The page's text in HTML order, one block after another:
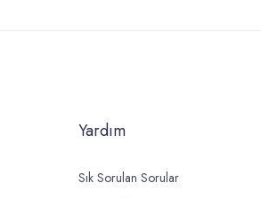
Yardım
Sık Sorulan Sorular